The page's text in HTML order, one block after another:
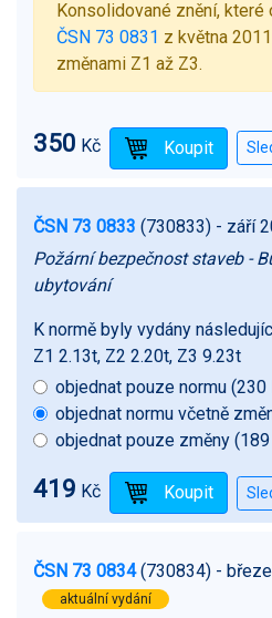
Konsolidované znění, které
ČSN 73 0831 z května
změnami Z1 až Z3.
350 Kč
ČSN 73 0833 (730833) - září
Požární bezpečnost staveb -
ubytování
K normě byly vydány
Z1 2.13t, Z2 2.20t, Z3 9.23t
objednat pouze normu (230
objednat normu včetně
objednat pouze změny
419 Kč
ČSN 73 0834(730834) -
aktuální vydání